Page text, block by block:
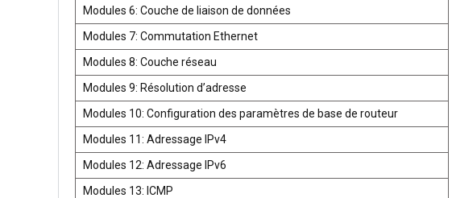
Modules 6: Couche de liaison de données
Modules 7: Commutation Ethernet
Modules 8: Couche réseau
Modules 9: Résolution d’adresse
Modules 10: Configuration des paramètres de base de routeur
Modules 11: Adressage IPv4
Modules 12: Adressage IPv6
Modules 13: ICMP